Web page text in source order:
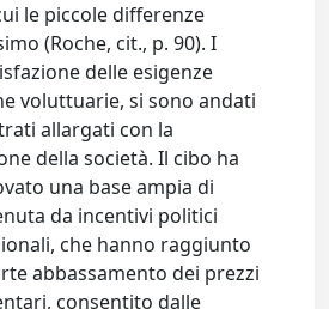
le piccole differenze
(Roche, cit., p. 90). I
delle esigenze
voluttuarie, si sono andati
allargati con la
della società. Il cibo ha
una base ampia di
da incentivi politici
che hanno raggiunto
abbassamento dei prezzi
consentito dalle